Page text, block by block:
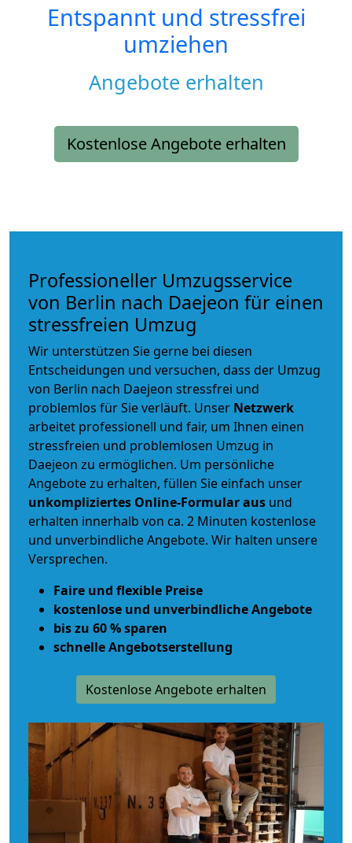
Entspannt und stressfrei
umziehen
Angebote erhalten
Kostenlose Angebote erhalten
Professioneller Umzugsservice
von Berlin nach Daejeon für einen
stressfreien Umzug
Wir unterstützen Sie gerne bei diesen
Entscheidungen und versuchen, dass der Umzug
von Berlin nach Daejeon stressfrei und
problemlos für Sie verläuft. Unser Netzwerk
arbeitet professionell und fair, um Ihnen einen
stressfreien und problemlosen Umzug in
Daejeon zu ermöglichen. Um persönliche
Angebote zu erhalten, füllen Sie einfach unser
unkompliziertes Online-Formular aus und
erhalten innerhalb von ca. 2 Minuten kostenlose
und unverbindliche Angebote. Wir halten unsere
Versprechen.
Faire und flexible Preise
kostenlose und unverbindliche Angebote
bis zu 60 % sparen
schnelle Angebotserstellung
Kostenlose Angebote erhalten